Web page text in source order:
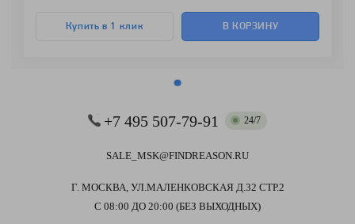
Купить в 1 клик В КОРЗИНУ
+7 495 507-79-91 24/7
SALE_MSK@FINDREASON.RU
Г. МОСКВА, УЛ.МАЛЕНКОВСКАЯ Д.32 СТР.2
С 08:00 ДО 20:00 (БЕЗ ВЫХОДНЫХ)